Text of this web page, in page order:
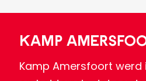
Kamp
Kamp Amersfoort werd